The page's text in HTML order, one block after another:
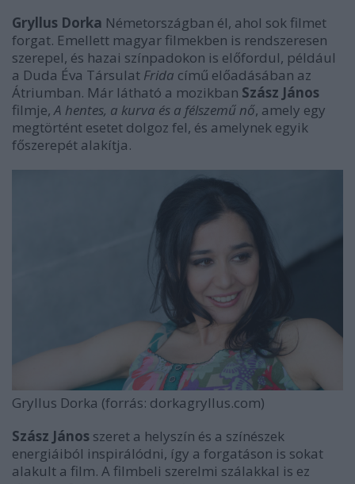
Gryllus Dorka Németországban él, ahol sok filmet
forgat. Emellett magyar filmekben is rendszeresen
szerepel, és hazai színpadokon is előfordul, például
a Duda Éva Társulat Frida című előadásában az
Átriumban. Már látható a mozikban Szász János
filmje,A hentes, a kurva és a félszemű nő, amely egy
megtörtént esetet dolgoz fel, és amelynek egyik
főszerepét alakítja.
Gryllus Dorka (forrás: dorkagryllus.com)
Szász János szeret a helyszín és a színészek
energiáiból inspirálódni, így a forgatáson is sokat
alakult a film. A filmbeli szerelmi szálakkal is ez